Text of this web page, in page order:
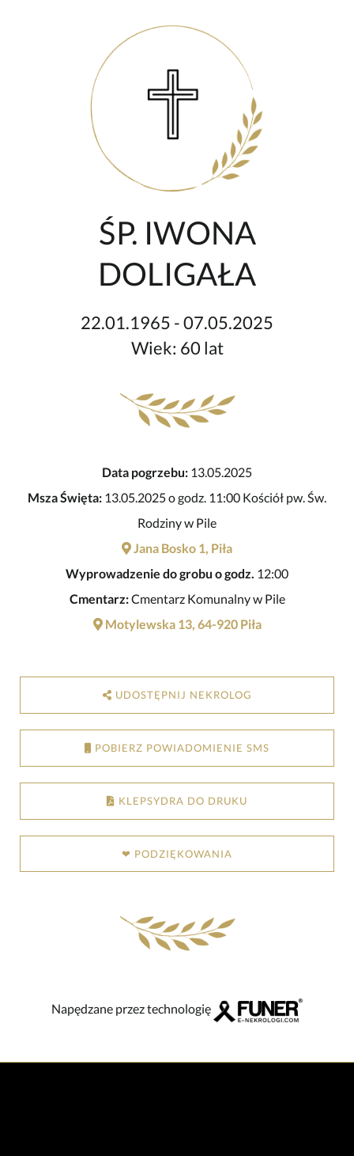
ŚP. IWONA
DOLIGAŁA
22.01.1965 - 07.05.2025
Wiek: 60 lat
Data pogrzebu: 13.05.2025
Msza Święta: 13.05.2025 o godz. 11:00 Kościół pw. Św.
Rodziny w Pile
Jana Bosko 1, Piła
Wyprowadzenie do grobu o godz. 12:00
Cmentarz:Cmentarz Komunalny w Pile
Motylewska 13, 64-920 Piła
UDOSTĘPNIJ NEKROLOG
POBIERZ POWIADOMIENIE SMS
KLEPSYDRA DO DRUKU
❤ PODZIĘKOWANIA
Napędzane przez technologię